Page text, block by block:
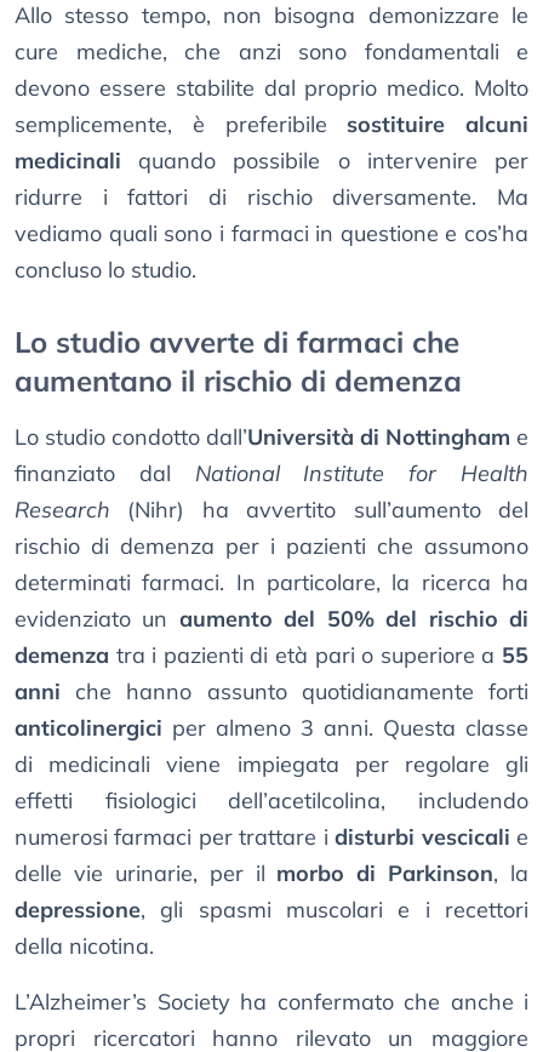
Allo stesso tempo, non bisogna demonizzare le
cure mediche, che anzi sono fondamentali e
devono essere stabilite dal proprio medico. Molto
semplicemente, è preferibile sostituire alcuni
medicinali quando possibile o intervenire per
ridurre i fattori di rischio diversamente. Ma
vediamo quali sono i farmaci in questione e cos’ha
concluso lo studio.
Lo studio avverte di farmaci che
aumentano il rischio di demenza
Lo studio condotto dall’Università di Nottingham e
finanziato dal National Institute for Health
Research (Nihr) ha avvertito sull’aumento del
rischio di demenza per i pazienti che assumono
determinati farmaci. In particolare, la ricerca ha
evidenziato un aumento del 50% del rischio di
demenza tra i pazienti di età pari o superiore a 55
anni che hanno assunto quotidianamente forti
anticolinergici per almeno 3 anni. Questa classe
di medicinali viene impiegata per regolare gli
effetti fisiologici dell’acetilcolina, includendo
numerosi farmaci per trattare idisturbi vescicali e
delle vie urinarie, per il morbo di Parkinson, la
depressione, gli spasmi muscolari e i recettori
della nicotina.
L’Alzheimer’s Society ha confermato che anche i
propri ricercatori hanno rilevato un maggiore